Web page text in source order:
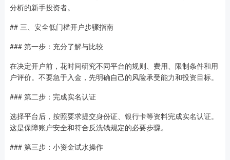
分析的新手投资者。
## 三、安全低门槛开户步骤指南
### 第一步：充分了解与比较
在决定开户前，花时间研究不同平台的规则、费用、限制条件和用
户评价。不要急于入金，先明确自己的风险承受能力和投资目标。
### 第二步：完成实名认证
选择平台后，按照要求提交身份证、银行卡等资料完成实名认证。
这是保障账户安全和符合反洗钱规定的必要步骤。
### 第三步：小资金试水操作